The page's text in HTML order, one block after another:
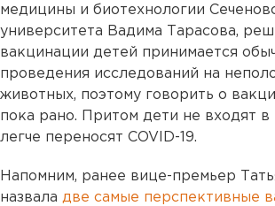
медицины и биотехнологии
университета Вадима Тарасова,
вакцинации детей принимается
проведения исследований на
животных, поэтому говорить о
пока рано. Притом дети не входят в
легче переносят COVID-19.
Напомним, ранее вице-премьер
назвала две самые перспективные